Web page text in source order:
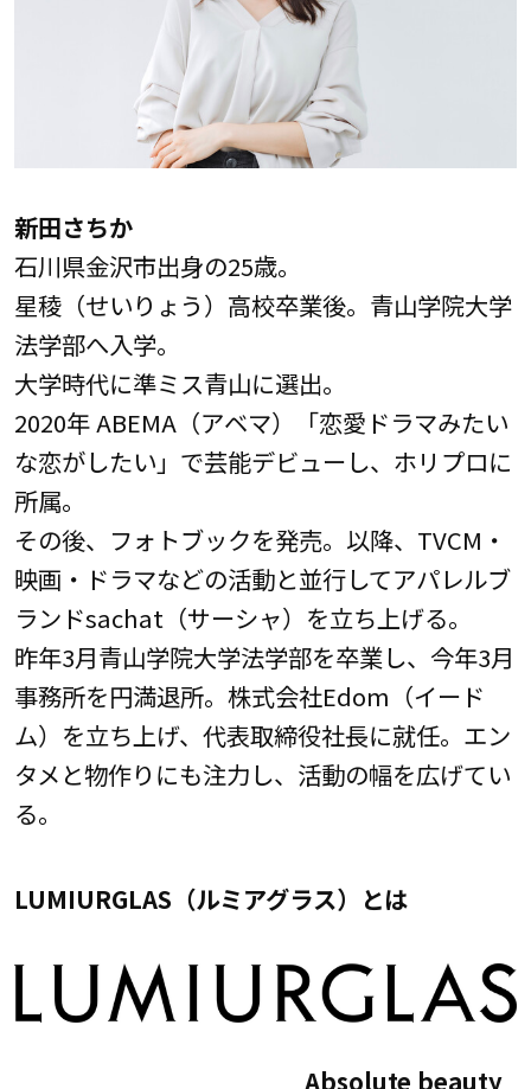
新田さちか
石川県金沢市出身の25歳。
星稜（せいりょう）高校卒業後。青山学院大学
法学部へ入学。
大学時代に準ミス⻘山に選出。
2020年 ABEMA（アベマ）「恋愛ドラマみたい
な恋がしたい」で芸能デビューし、ホリプロに
所属。
その後、フォトブックを発売。以降、TVCM・
映画・ドラマなどの活動と並行してアパレルブ
ランドsachat（サーシャ）を立ち上げる。
昨年3月⻘山学院大学法学部を卒業し、今年3月
事務所を円満退所。株式会社Edom（イード
ム）を立ち上げ、代表取締役社長に就任。エン
タメと物作りにも注力し、活動の幅を広げてい
る。
LUMIURGLAS（ルミアグラス）とは
Absolute beauty